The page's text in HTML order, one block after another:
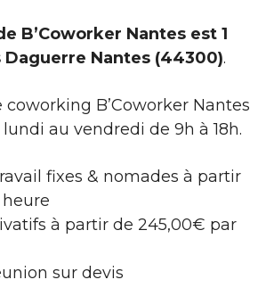
B’Coworker Nantes est 1
Daguerre Nantes (44300).
coworking B’Coworker Nantes
au vendredi de 9h à 18h.
fixes & nomades à partir
à partir de 245,00€ par
sur devis